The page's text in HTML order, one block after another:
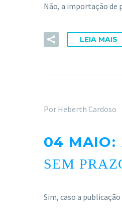
Não, a importação de
LEIA MAIS
Por Heberth Cardoso
04 MAIO:
SEM
Sim, caso a